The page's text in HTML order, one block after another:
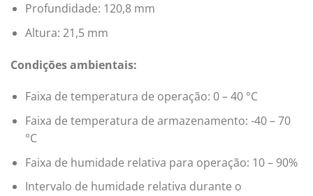
Profundidade: 120,8 mm
Altura: 21,5 mm
Condições ambientais:
Faixa de temperatura de operação: 0 – 40 °C
Faixa de temperatura de armazenamento: -40 – 70
°C
Faixa de humidade relativa para operação: 10 – 90%
Intervalo de humidade relativa durante o